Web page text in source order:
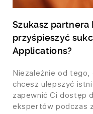
Szukasz
przyśpieszyć
Applications?
Niezależnie od
chcesz ulepszyć
zapewnić Ci dostęp
ekspertów podczas